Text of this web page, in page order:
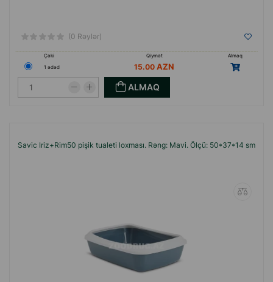
(0 Rəylər)
Çəki Qiymət
Almaq
1 ədəd
15.00
ALMAQ
Savic Iriz+Rim50 pişik tualeti loxması. Rəng: Mavi. Ölçü: 50*37*14 sm